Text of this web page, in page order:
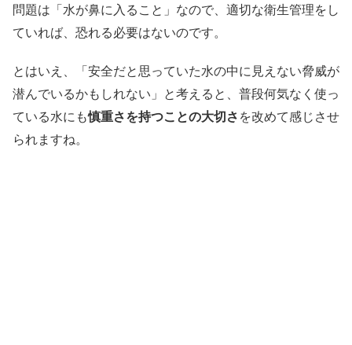
問題は「水が鼻に入ること」なので、適切な衛生管理をし
ていれば、恐れる必要はないのです。
とはいえ、「安全だと思っていた水の中に見えない脅威が
潜んでいるかもしれない」と考えると、普段何気なく使っ
ている水にも慎重さを持つことの大切さ を改めて感じさせ
られますね。